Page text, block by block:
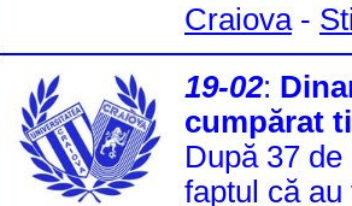
Craiova-
19-02:
cumpărat
După 37
faptul că